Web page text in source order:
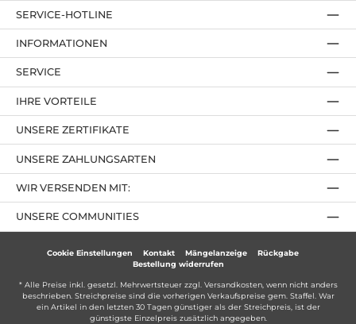
SERVICE-HOTLINE
IHRE VORTEILE
UNSERE ZAHLUNGSARTEN
UNSERE ZERTIFIKATE
INFORMATIONEN
SERVICE
UNSERE COMMUNITIES
WIR VERSENDEN MIT:
Cookie Einstellungen Kontakt Mängelanzeige
Rückgabe
Bestellung widerrufen
* Alle Preise inkl. gesetzl. Mehrwertsteuer zzgl. Versandkosten, wenn nicht anders
beschrieben. Streichpreise sind die vorherigen Verkaufspreise gem. Staffel. War
ein Artikel in den letzten 30 Tagen günstiger als der Streichpreis, ist der
günstigste Einzelpreis zusätzlich angegeben.